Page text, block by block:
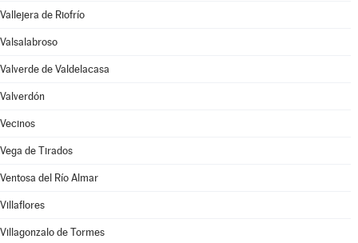
Vallejera de Riofrío
Valsalabroso
Valverde de Valdelacasa
Valverdón
Vecinos
Vega de Tirados
Ventosa del Río Almar
Villaflores
Villagonzalo de Tormes